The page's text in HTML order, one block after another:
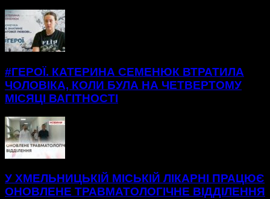
#ГЕРОЇ. КАТЕРИНА СЕМЕНЮК ВТРАТИЛА
ЧОЛОВІКА, КОЛИ БУЛА НА ЧЕТВЕРТОМУ
МІСЯЦІ ВАГІТНОСТІ
У ХМЕЛЬНИЦЬКІЙ МІСЬКІЙ ЛІКАРНІ ПРАЦЮЄ
ОНОВЛЕНЕ ТРАВМАТОЛОГІЧНЕ ВІДДІЛЕННЯ